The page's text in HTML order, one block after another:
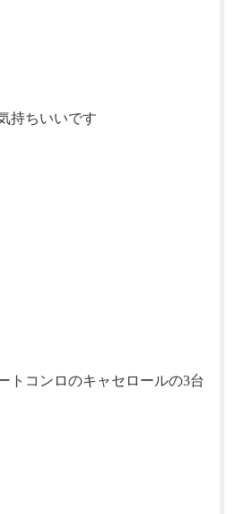
持ちいいです
トコンロのキャセロールの3台